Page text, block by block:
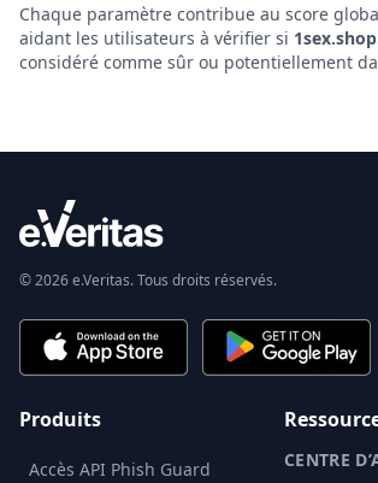
Chaque paramètre contribue au score
aidant les utilisateurs à vérifier si
considéré comme sûr ou potentiellement
© 2026 e.Veritas. Tous droits réservés.
Produits
Accès API Phish Guard
CENTRE